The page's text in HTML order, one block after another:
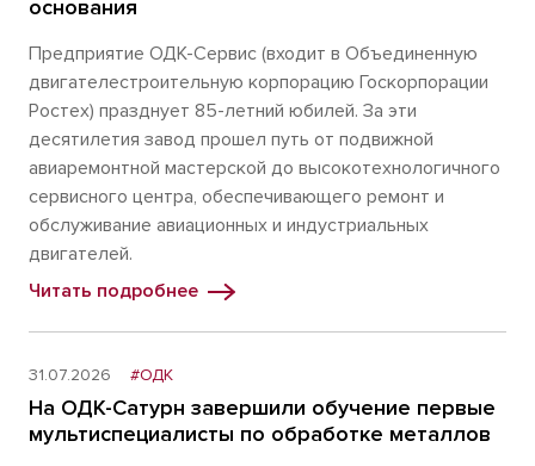
основания
Предприятие ОДК-Сервис (входит в Объединенную
двигателестроительную корпорацию Госкорпорации
Ростех) празднует 85-летний юбилей. За эти
десятилетия завод прошел путь от подвижной
авиаремонтной мастерской до высокотехнологичного
сервисного центра, обеспечивающего ремонт и
обслуживание авиационных и индустриальных
двигателей.
Читать подробнее
31.07.2026 #ОДК
На ОДК-Сатурн завершили обучение первые
мультиспециалисты по обработке металлов